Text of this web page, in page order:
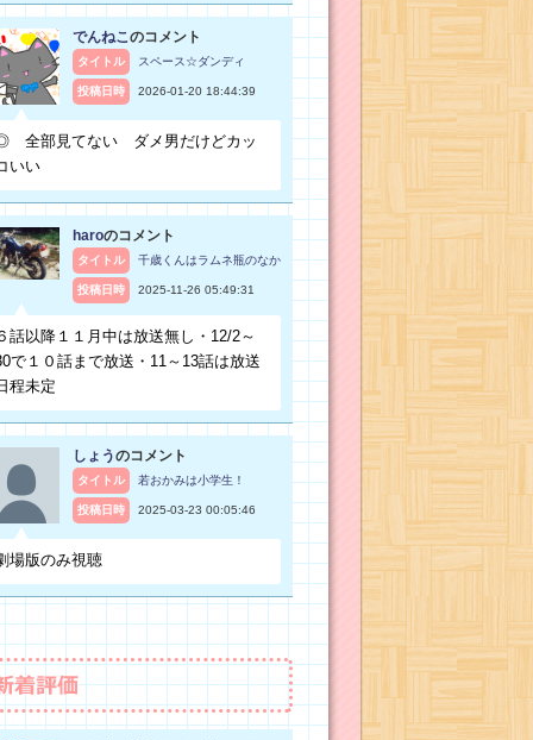
でんねこのコメント
タイトル スペース☆ダンディ
投稿日時 2026-01-20 18:44:39
全部見てない ダメ男だけどカッ
いい
haroのコメント
タイトル 千歳くんはラムネ瓶のなか
投稿日時 2025-11-26 05:49:31
話以降１１月中は放送無し・12/2～
で１０話まで放送・11～13話は放送
程未定
しょうのコメント
タイトル 若おかみは小学生！
投稿日時 2025-03-23 00:05:46
場版のみ視聴